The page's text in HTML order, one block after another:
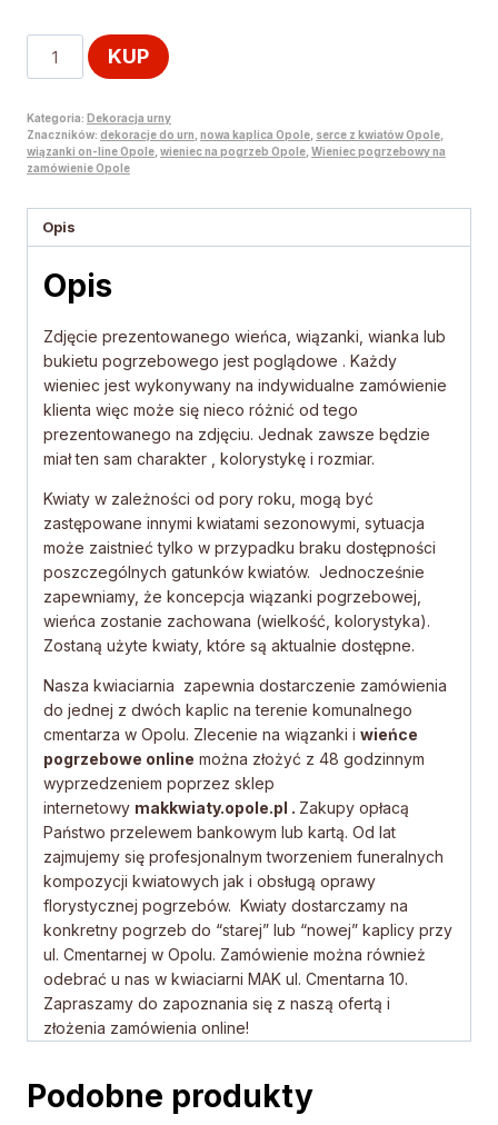
KUP
Kategoria: Dekoracja urny
Znaczników: dekoracje do urn,nowa kaplica Opole, serce z kwiatów Opole,
wiązanki on-line Opole,wieniec na pogrzeb Opole,Wieniec pogrzebowy na
zamówienie Opole
Opis
Opis
Zdjęcie prezentowanego wieńca, wiązanki, wianka lub
bukietu pogrzebowego jest poglądowe . Każdy
wieniec jest wykonywany na indywidualne zamówienie
klienta więc może się nieco różnić od tego
prezentowanego na zdjęciu. Jednak zawsze będzie
miał ten sam charakter , kolorystykę i rozmiar.
Kwiaty w zależności od pory roku, mogą być
zastępowane innymi kwiatami sezonowymi, sytuacja
może zaistnieć tylko w przypadku braku dostępności
poszczególnych gatunków kwiatów. Jednocześnie
zapewniamy, że koncepcja wiązanki pogrzebowej,
wieńca zostanie zachowana (wielkość, kolorystyka).
Zostaną użyte kwiaty, które są aktualnie dostępne.
Nasza kwiaciarnia zapewnia dostarczenie zamówienia
do jednej z dwóch kaplic na terenie komunalnego
cmentarza w Opolu. Zlecenie na wiązanki i wieńce
pogrzebowe online można złożyć z 48 godzinnym
wyprzedzeniem poprzez sklep
internetowy makkwiaty.opole.pl . Zakupy opłacą
Państwo przelewem bankowym lub kartą. Od lat
zajmujemy się profesjonalnym tworzeniem funeralnych
kompozycji kwiatowych jak i obsługą oprawy
florystycznej pogrzebów. Kwiaty dostarczamy na
konkretny pogrzeb do “starej” lub “nowej” kaplicy przy
ul. Cmentarnej w Opolu. Zamówienie można również
odebrać u nas w kwiaciarni MAK ul. Cmentarna 10.
Zapraszamy do zapoznania się z naszą ofertą i
złożenia zamówienia online!
Podobne produkty